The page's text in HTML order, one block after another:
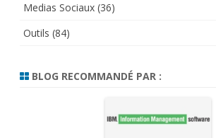
Medias Sociaux (36)
Outils (84)
BLOG RECOMMANDÉ PAR :